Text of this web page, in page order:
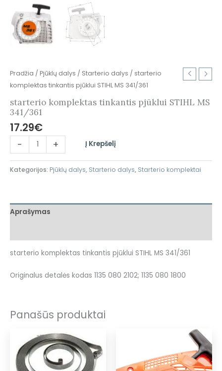
Pradžia / Pjūklų dalys / Starterio dalys / starterio
komplektas tinkantis pjūklui STIHL MS 341/361
starterio komplektas tinkantis pjūklui STIHL MS
341/361
17.29€
- + Į Krepšelį
Kategorijos: Pjūklų dalys, Starterio dalys, Starterio komplektai
Aprašymas
starterio komplektas tinkantis pjūklui STIHL MS 341/361
Originalus detalės kodas 1135 080 2102; 1135 080 1800
Panašūs produktai